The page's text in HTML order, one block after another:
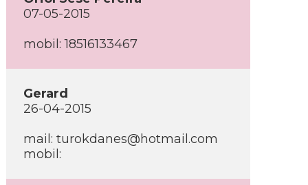
07-05-2015
mobil: 18516133467
Gerard
26-04-2015
mail: turokdanes@hotmail.com
mobil: